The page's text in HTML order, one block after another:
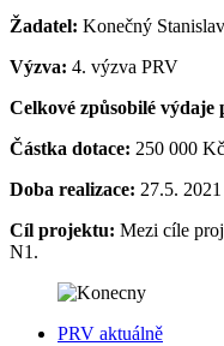
Žadatel: Konečný
Výzva: 4. výzva PRV
Celkové způsobilé výdaje
Částka dotace: 250 000 Kč
Doba realizace: 27.5.
Cíl projektu: Mezi cíle
N1.
PRV aktuálně